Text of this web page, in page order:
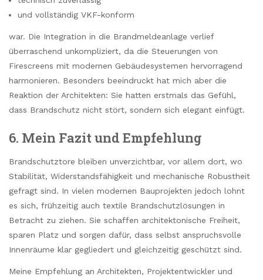
und vollständig VKF-konform
war. Die Integration in die Brandmeldeanlage verlief
überraschend unkompliziert, da die Steuerungen von
Firescreens mit modernen Gebäudesystemen hervorragend
harmonieren. Besonders beeindruckt hat mich aber die
Reaktion der Architekten: Sie hatten erstmals das Gefühl,
dass Brandschutz nicht stört, sondern sich elegant einfügt.
6. Mein Fazit und Empfehlung
Brandschutztore bleiben unverzichtbar, vor allem dort, wo
Stabilität, Widerstandsfähigkeit und mechanische Robustheit
gefragt sind. In vielen modernen Bauprojekten jedoch lohnt
es sich, frühzeitig auch textile Brandschutzlösungen in
Betracht zu ziehen. Sie schaffen architektonische Freiheit,
sparen Platz und sorgen dafür, dass selbst anspruchsvolle
Innenräume klar gegliedert und gleichzeitig geschützt sind.
Meine Empfehlung an Architekten, Projektentwickler und